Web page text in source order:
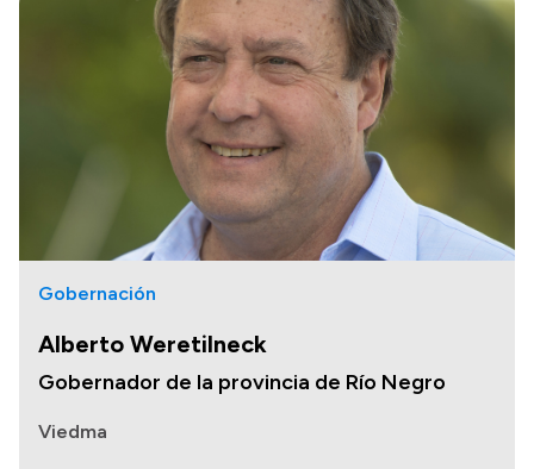
Gobernación
Alberto Weretilneck
Gobernador de la provincia de Río Negro
Viedma